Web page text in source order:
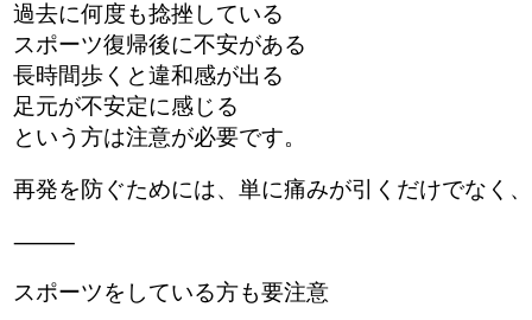
過去に何度も捻挫している
スポーツ復帰後に不安がある
長時間歩くと違和感が出る
足元が不安定に感じる
という方は注意が必要です。
再発を防ぐためには、単に痛みが引くだけでなく
⸻
スポーツをしている方も要注意